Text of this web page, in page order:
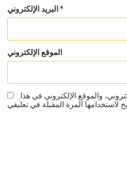
*
الموقع الإلكتروني
والموقع الإلكتروني في هذا